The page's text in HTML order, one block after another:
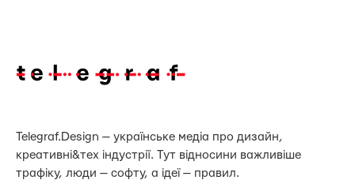
Telegraf.Design — українське медіа про дизайн,
креативні&тех індустрії. Тут відносини важливіше
трафіку, люди — софту, а ідеї — правил.